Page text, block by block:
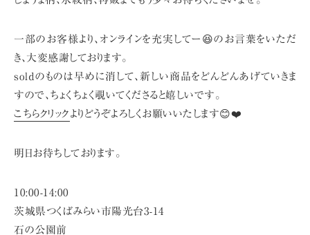
一部のお客様より、オンラインを充実してー😆のお言葉をいただ
き、大変感謝しております。
soldのものは早めに消して、新しい商品をどんどんあげていきま
すので、 ちょくちょく覗いてくださると嬉しいです。
こちらクリック よりどうぞよろしくお願いいたします😊❤️
明日お待ちしております。
10:00-14:00
茨城県つくばみらい市陽光台3-14
石の公園前